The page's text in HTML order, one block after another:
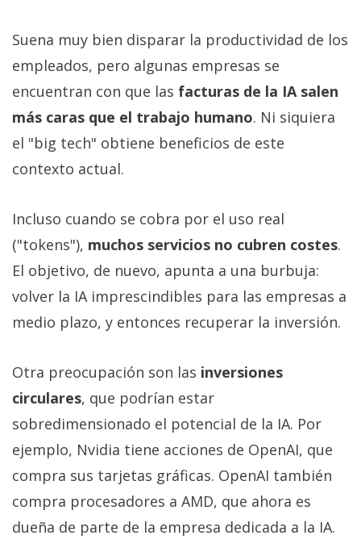
Suena muy bien disparar la productividad de los
empleados, pero algunas empresas se
encuentran con que las facturas de la IA salen
más caras que el trabajo humano. Ni siquiera
el "big tech" obtiene beneficios de este
contexto actual.
Incluso cuando se cobra por el uso real
("tokens"), muchos servicios no cubren costes.
El objetivo, de nuevo, apunta a una burbuja:
volver la IA imprescindibles para las empresas a
medio plazo, y entonces recuperar la inversión.
Otra preocupación son las inversiones
circulares, que podrían estar
sobredimensionado el potencial de la IA. Por
ejemplo, Nvidia tiene acciones de OpenAI, que
compra sus tarjetas gráficas. OpenAI también
compra procesadores a AMD, que ahora es
dueña de parte de la empresa dedicada a la IA.